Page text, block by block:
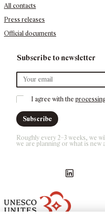
All contacts
Press releases
Official documents
Subscribe to newsletter
I agree with the
Subscribe
Roughly every 2–3 weeks, we
we are planning or what is new
GASK Instagram
GASK YouTube